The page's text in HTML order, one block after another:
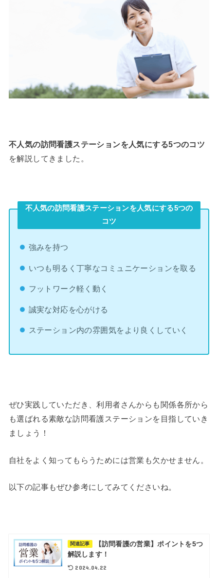
不人気の訪問看護ステーションを人気にする5つのコツ
を解説してきました。
不人気の訪問看護ステーションを人気にする5つの
コツ
強みを持つ
いつも明るく丁寧なコミュニケーションを取る
フットワーク軽く動く
誠実な対応を心がける
ステーション内の雰囲気をより良くしていく
ぜひ実践していただき、利用者さんからも関係各所から
も選ばれる素敵な訪問看護ステーションを目指していき
ましょう！
自社をよく知ってもらうためには営業も欠かせません。
以下の記事もぜひ参考にしてみてくださいね。
関連記事
【訪問看護の営業】ポイントを5つ
解説します！
2024.04.22